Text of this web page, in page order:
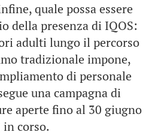
quale possa essere
della presenza di IQOS:
adulti lungo il percorso
tradizionale impone,
di personale
una campagna di
aperte fino al 30 giugno
corso.